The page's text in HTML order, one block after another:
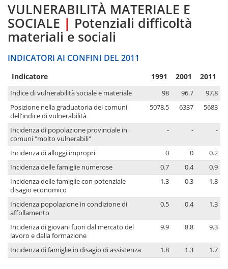
VULNERABILITÀ MATERIALE E
SOCIALE | Potenziali difficoltà
materiali e sociali
INDICATORI AI CONFINI DEL 2011
Indicatore 1991 2001 2011
Indice di vulnerabilità sociale e materiale 98 96.7
97.8
Posizione nella graduatoria dei comuni
dell'indice di vulnerabilità
5078.5 6337 5683
Incidenza di popolazione provinciale in
comuni "molto vulnerabili"
- - -
Incidenza di alloggi impropri 0 0
0.2
Incidenza delle famiglie numerose
0.7 0.4
0.9
Incidenza delle famiglie con potenziale
disagio economico
1.3 0.3 1.8
Incidenza popolazione in condizione di
affollamento
0.5 0.4 1.3
Incidenza di giovani fuori dal mercato del
lavoro e dalla formazione
9.9 8.8 9.3
Incidenza di famiglie in disagio di assistenza 1.8 1.3 1.7